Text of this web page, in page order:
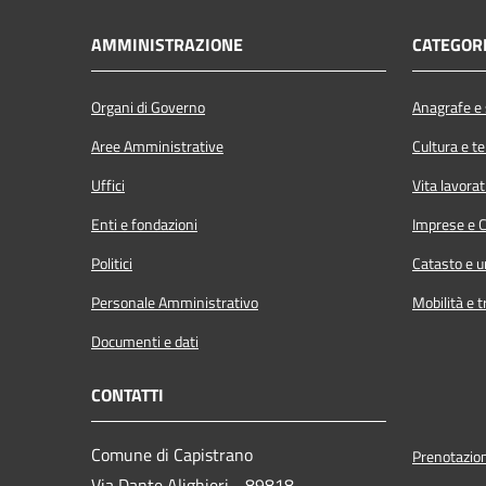
AMMINISTRAZIONE
Organi di Governo
Aree Amministrative
Uffici
Enti e fondazioni
Politici
Personale Amministrativo
Documenti e dati
Anagrafe
Cultura e
Vita
Imprese e
Catasto e
Mobilità e
CONTATTI
Comune di Capistrano